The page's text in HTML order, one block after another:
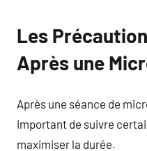
Les
Après une
Après une séance de
important de suivre
maximiser la durée.